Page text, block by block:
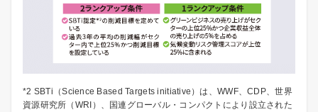
*2 SBTi（Science Based Targets initiative）は、WWF、CDP、世界
資源研究所（WRI）、国連グローバル・コンパクトにより設立された